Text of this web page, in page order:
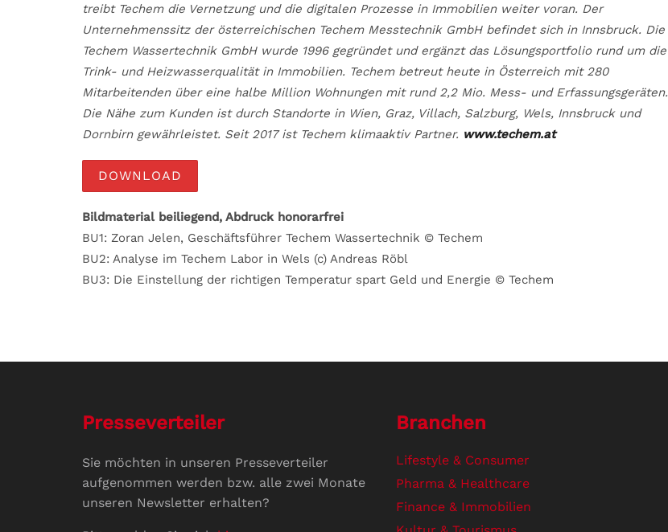
treibt Techem die Vernetzung und die digitalen Prozesse in Immobilien weiter voran. Der
Unternehmenssitz der österreichischen Techem Messtechnik GmbH befindet sich in Innsbruck. Die
Techem Wassertechnik GmbH wurde 1996 gegründet und ergänzt das Lösungsportfolio rund um die
Trink- und Heizwasserqualität in Immobilien. Techem betreut heute in Österreich mit 280
Mitarbeitenden über eine halbe Million Wohnungen mit rund 2,2 Mio. Mess- und Erfassungsgeräten.
Die Nähe zum Kunden ist durch Standorte in Wien, Graz, Villach, Salzburg, Wels, Innsbruck und
Dornbirn gewährleistet. Seit 2017 ist Techem klimaaktiv Partner. www.techem.at
DOWNLOAD
Bildmaterial beiliegend, Abdruck honorarfrei
BU1: Zoran Jelen, Geschäftsführer Techem Wassertechnik © Techem
BU2: Analyse im Techem Labor in Wels (c) Andreas Röbl
BU3: Die Einstellung der richtigen Temperatur spart Geld und Energie © Techem
Presseverteiler
Sie möchten in unseren Presseverteiler
aufgenommen werden bzw. alle zwei Monate
unseren Newsletter erhalten?
Branchen
Lifestyle & Consumer
Pharma & Healthcare
Finance & Immobilien